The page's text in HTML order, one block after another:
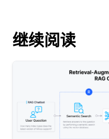
继续阅读